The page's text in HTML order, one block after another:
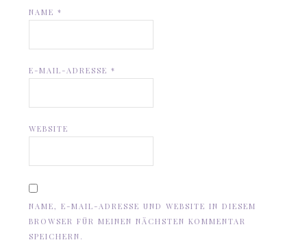
NAME*
E-MAIL-ADRESSE*
WEBSITE
NAME, E-MAIL-ADRESSE UND WEBSITE IN DIESEM
BROWSER FÜR MEINEN NÄCHSTEN KOMMENTAR
SPEICHERN.